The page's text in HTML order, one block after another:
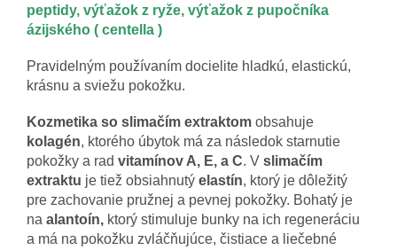
peptidy, výťažok z ryže, výťažok z pupočníka
ázijského ( centella )
Pravidelným používaním docielite hladkú, elastickú,
krásnu a sviežu pokožku.
Kozmetika so slimačím extraktom obsahuje
kolagén, ktorého úbytok má za následok starnutie
pokožky a rad vitamínov A, E, a C. V slimačím
extraktu je tiež obsiahnutý elastín, ktorý je dôležitý
pre zachovanie pružnej a pevnej pokožky. Bohatý je
na alantoín, ktorý stimuluje bunky na ich regeneráciu
a má na pokožku zvláčňujúce, čistiace a liečebné